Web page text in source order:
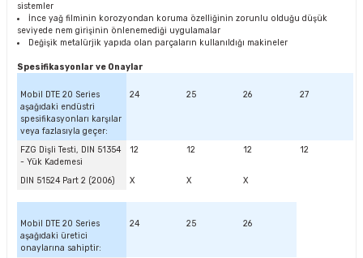
sistemler
İnce yağ filminin korozyondan koruma özelliğinin zorunlu olduğu düşük
seviyede nem girişinin önlenemediği uygulamalar
Değişik metalürjik yapıda olan parçaların kullanıldığı makineler
Spesifikasyonlar ve Onaylar
Mobil DTE 20 Series
aşağıdaki endüstri
spesifikasyonları karşılar
veya fazlasıyla geçer:
24 25 26 27
FZG Dişli Testi, DIN 51354
- Yük Kademesi
12 12 12 12
DIN 51524 Part 2 (2006) X X X
Mobil DTE 20 Series
aşağıdaki üretici
onaylarına sahiptir:
24 25 26